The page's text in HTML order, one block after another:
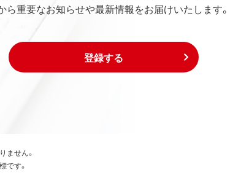
ら重要なお知らせや最新情報をお届けいたします。
登録する
ません。
です。